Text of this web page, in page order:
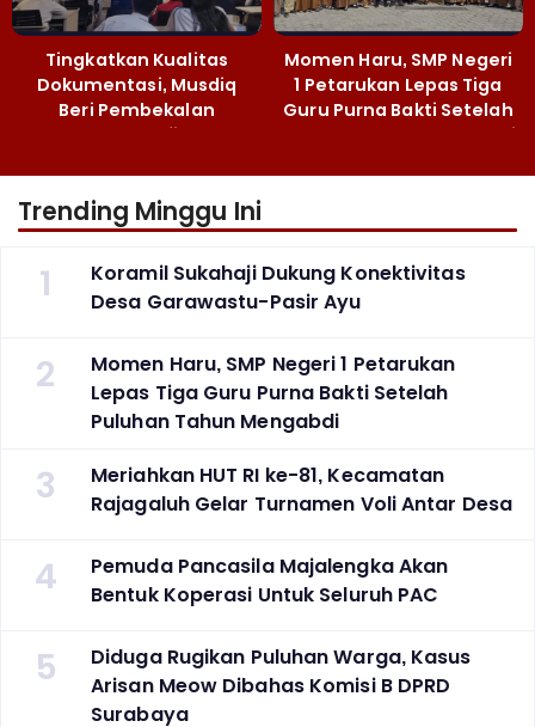
Tingkatkan Kualitas
Dokumentasi, Musdiq
Beri Pembekalan
Fotografi ‎
Momen Haru, SMP Negeri
1 Petarukan Lepas Tiga
Guru Purna Bakti Setelah
Puluhan Tahun Mengabdi
Trending Minggu Ini
1
Koramil Sukahaji Dukung Konektivitas
Desa Garawastu-Pasir Ayu
2
Momen Haru, SMP Negeri 1 Petarukan
Lepas Tiga Guru Purna Bakti Setelah
Puluhan Tahun Mengabdi
3
Meriahkan HUT RI ke-81, Kecamatan
Rajagaluh Gelar Turnamen Voli Antar Desa
4
Pemuda Pancasila Majalengka Akan
Bentuk Koperasi Untuk Seluruh PAC
5
Diduga Rugikan Puluhan Warga, Kasus
Arisan Meow Dibahas Komisi B DPRD
Surabaya ‎